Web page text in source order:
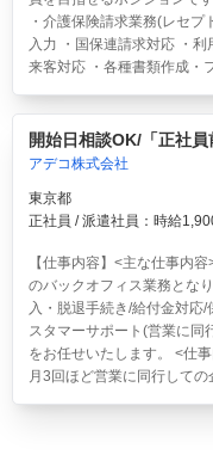
・介護保険請求業務(レセ
入力 ・国保連請求対応 ・
来客対応 ・各種書類作成・
開始日相談OK/「正社
アデコ株式会社
東京都
正社員 / 派遣社員：時給
【仕事内容】<主な仕事内
のバックオフィス業務とな
入・脱退手続き/給付金対応
スタマーサポート(営業に同
をお任せいたします。 <仕
月3回ほど営業に同行して